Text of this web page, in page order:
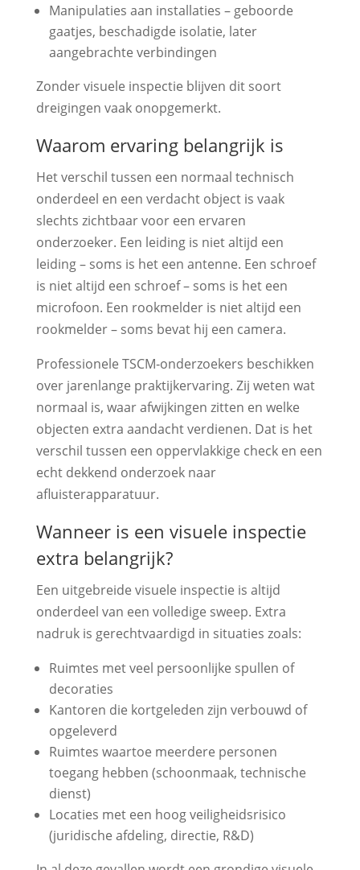
Manipulaties aan installaties – geboorde
gaatjes, beschadigde isolatie, later
aangebrachte verbindingen
Zonder visuele inspectie blijven dit soort
dreigingen vaak onopgemerkt.
Waarom ervaring belangrijk is
Het verschil tussen een normaal technisch
onderdeel en een verdacht object is vaak
slechts zichtbaar voor een ervaren
onderzoeker. Een leiding is niet altijd een
leiding – soms is het een antenne. Een schroef
is niet altijd een schroef – soms is het een
microfoon. Een rookmelder is niet altijd een
rookmelder – soms bevat hij een camera.
Professionele TSCM‑onderzoekers beschikken
over jarenlange praktijkervaring. Zij weten wat
normaal is, waar afwijkingen zitten en welke
objecten extra aandacht verdienen. Dat is het
verschil tussen een oppervlakkige check en een
echt dekkend onderzoek naar
afluisterapparatuur.
Wanneer is een visuele inspectie
extra belangrijk?
Een uitgebreide visuele inspectie is altijd
onderdeel van een volledige sweep. Extra
nadruk is gerechtvaardigd in situaties zoals:
Ruimtes met veel persoonlijke spullen of
decoraties
Kantoren die kortgeleden zijn verbouwd of
opgeleverd
Ruimtes waartoe meerdere personen
toegang hebben (schoonmaak, technische
dienst)
Locaties met een hoog veiligheidsrisico
(juridische afdeling, directie, R&D)